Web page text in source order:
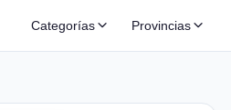
Categorías Provincias